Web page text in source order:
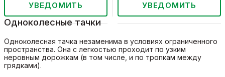
УВЕДОМИТЬ УВЕДОМИТЬ
Одноколесные тачки
Одноколесная тачка незаменима в условиях ограниченного
пространства. Она с легкостью проходит по узким
неровным дорожкам (в том числе, и по тропкам между
грядками).